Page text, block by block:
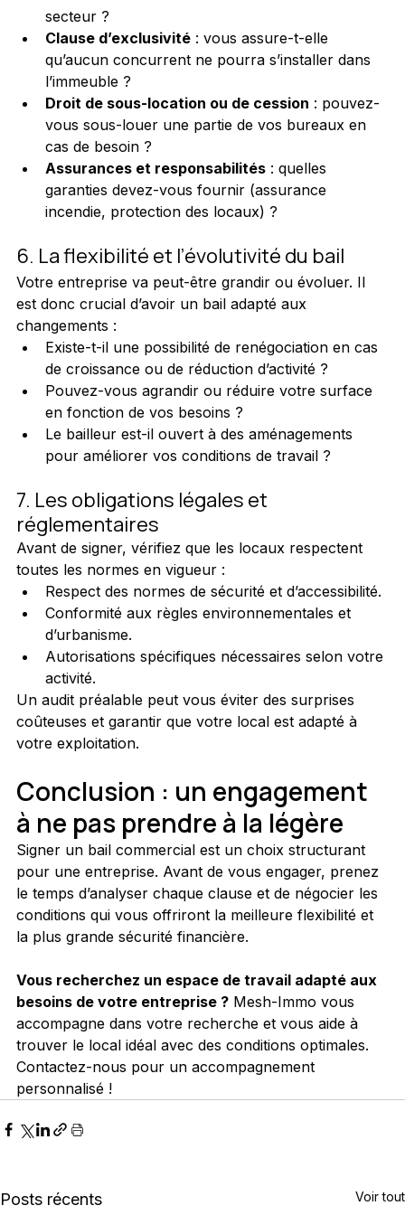
secteur ?
Clause d’exclusivité : vous assure-t-elle
qu’aucun concurrent ne pourra s’installer dans
l’immeuble ?
Droit de sous-location ou de cession : pouvez-
vous sous-louer une partie de vos bureaux en
cas de besoin ?
Assurances et responsabilités : quelles
garanties devez-vous fournir (assurance
incendie, protection des locaux) ?
6. La flexibilité et l’évolutivité du bail
Votre entreprise va peut-être grandir ou évoluer. Il
est donc crucial d’avoir un bail adapté aux
changements :
Existe-t-il une possibilité de renégociation en cas
de croissance ou de réduction d’activité ?
Pouvez-vous agrandir ou réduire votre surface
en fonction de vos besoins ?
Le bailleur est-il ouvert à des aménagements
pour améliorer vos conditions de travail ?
7. Les obligations légales et
réglementaires
Avant de signer, vérifiez que les locaux respectent
toutes les normes en vigueur :
Respect des normes de sécurité et d’accessibilité.
Conformité aux règles environnementales et
d’urbanisme.
Autorisations spécifiques nécessaires selon votre
activité.
Un audit préalable peut vous éviter des surprises
coûteuses et garantir que votre local est adapté à
votre exploitation.
Conclusion : un engagement
à ne pas prendre à la légère
Signer un bail commercial est un choix structurant
pour une entreprise. Avant de vous engager, prenez
le temps d’analyser chaque clause et de négocier les
conditions qui vous offriront la meilleure flexibilité et
la plus grande sécurité financière.
Vous recherchez un espace de travail adapté aux
besoins de votre entreprise ? Mesh-Immo vous
accompagne dans votre recherche et vous aide à
trouver le local idéal avec des conditions optimales.
Contactez-nous pour un accompagnement
personnalisé !
Posts récents Voir tout